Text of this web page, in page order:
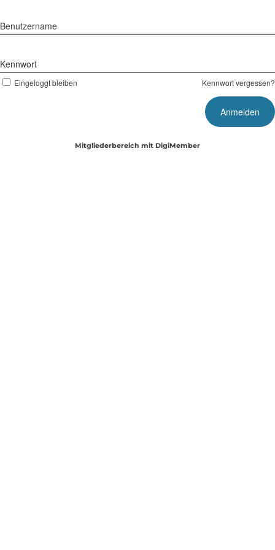
Benutzername
Kennwort
Eingeloggt bleiben Kennwort vergessen?
Mitgliederbereich mit DigiMember